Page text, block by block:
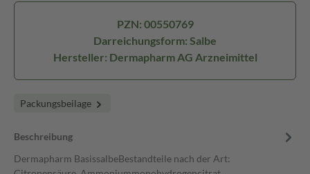
PZN: 00550769
Darreichungsform: Salbe
Hersteller: Dermapharm AG Arzneimittel
Packungsbeilage
Beschreibung
Dermapharm BasissalbeBestandteile nach der Art: